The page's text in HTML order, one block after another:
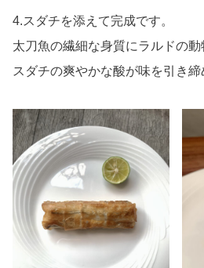
4.スダチを添えて完成です。
太刀魚の繊細な身質にラルドの動
スダチの爽やかな酸が味を引き締